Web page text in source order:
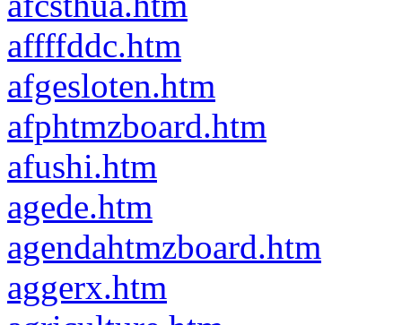
affffddc.htm
afgesloten.htm
afphtmzboard.htm
afushi.htm
agede.htm
agendahtmzboard.htm
aggerx.htm